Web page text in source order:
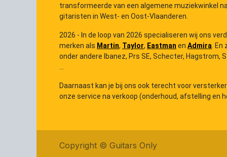
transformeerde van een algemene muziekwinkel
gitaristen in West- en Oost-Vlaanderen.
2026 - In de loop van 2026 specialiseren wij ons
merken als Martin, Taylor, Eastman en Admira. En
onder andere Ibanez, Prs SE, Schecter, Hagstrom,
...
Daarnaast kan je bij ons ook terecht voor
onze service na verkoop (onderhoud, afstelling en
Copyright © Guitars Only